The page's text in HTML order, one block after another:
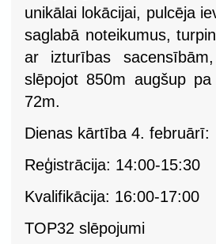
unikālai lokācijai, pulcēja
saglabā noteikumus,
ar izturības
slēpojot 850m augšup
72m.
Dienas kārtība 4. februārī:
Reģistrācija: 14:00-15:30
Kvalifikācija: 16:00-17:00
TOP32 slēpojumi